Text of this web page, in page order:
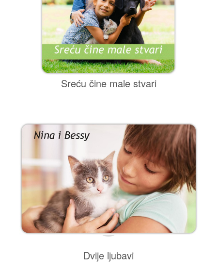
Sreću čine male stvari
Dvije ljubavi